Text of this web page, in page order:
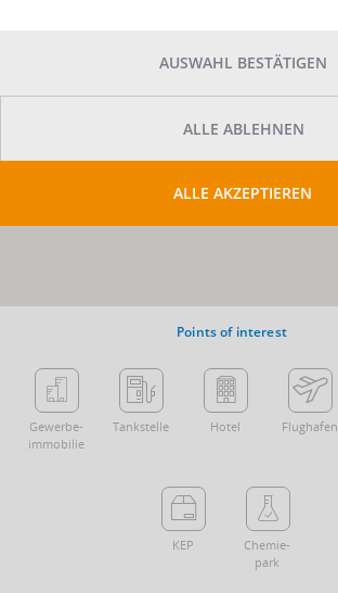
Points of interest
Gewerbe­
immobilie
Tankstelle Hotel Flughafen
KEP
Chemie­
park
AUSWAHL BESTÄTIGEN
ALLE ABLEHNEN
ALLE AKZEPTIEREN